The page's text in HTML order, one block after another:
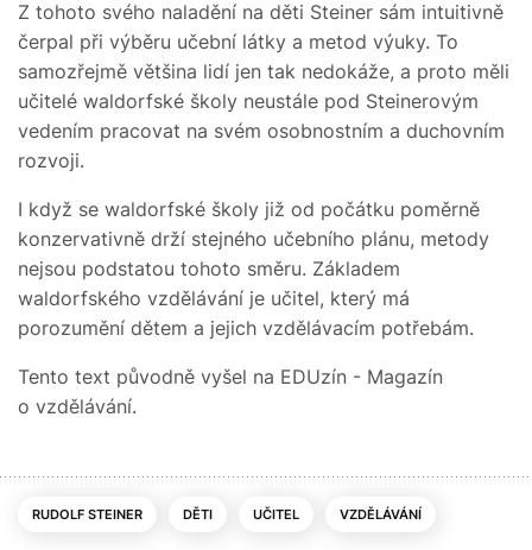
Z tohoto svého naladění na děti Steiner sám intuitivně
čerpal při výběru učební látky a metod výuky. To
samozřejmě většina lidí jen tak nedokáže, a proto měli
učitelé waldorfské školy neustále pod Steinerovým
vedením pracovat na svém osobnostním a duchovním
rozvoji.
I když se waldorfské školy již od počátku poměrně
konzervativně drží stejného učebního plánu, metody
nejsou podstatou tohoto směru. Základem
waldorfského vzdělávání je učitel, který má
porozumění dětem a jejich vzdělávacím potřebám.
Tento text původně vyšel na EDUzín - Magazín
o vzdělávání.
RUDOLF STEINER DĚTI UČITEL VZDĚLÁVÁNÍ